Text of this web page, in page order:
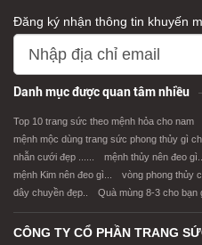
XEM CHI TIẾT
Đăng ký nhận thông tin khuyến
Danh mục được quan tâm nhiều
Top 10 trang sức theo mệnh hỏa cho nam
mệnh mộc dùng trang sức phong thủy gì
nhẫn cưới đẹp ......
mệnh thủy nên đeo gì....
mệnh Kim nên đeo gì...
vòng phong thủy
dây chuyền đẹp..
Quà mùng 8-3 cho bạn
CÔNG TY CỔ PHẦN TRANG